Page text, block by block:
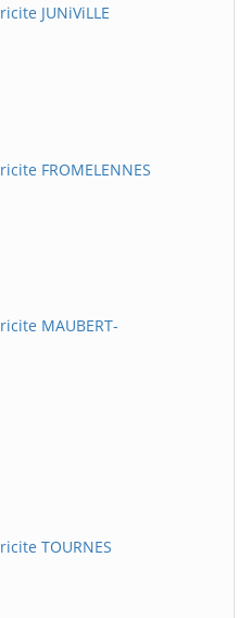
JUNiViLLE
FROMELENNES
MAUBERT-
TOURNES